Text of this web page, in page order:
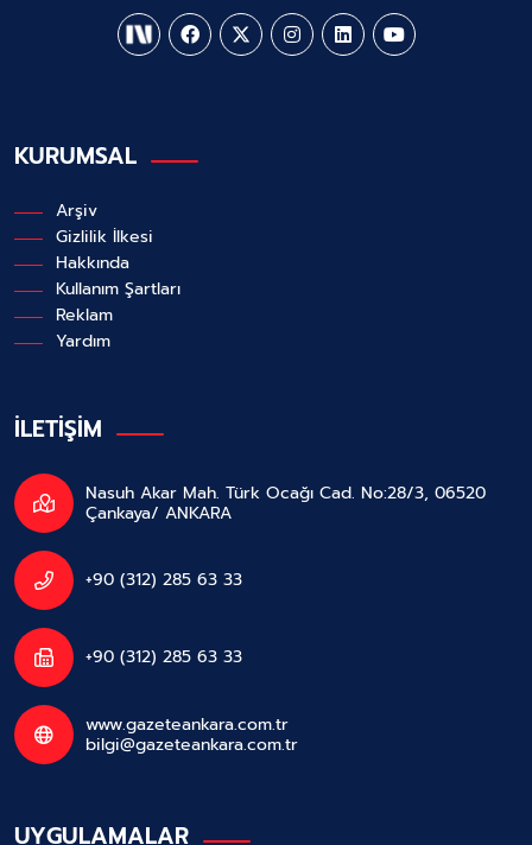
KURUMSAL
Arşiv
Gizlilik İlkesi
Hakkında
Kullanım Şartları
Reklam
Yardım
İLETİŞİM
Nasuh Akar Mah. Türk Ocağı Cad. No:28/3, 06520
Çankaya/ ANKARA
+90 (312) 285 63 33
+90 (312) 285 63 33
www.gazeteankara.com.tr
bilgi@gazeteankara.com.tr
UYGULAMALAR